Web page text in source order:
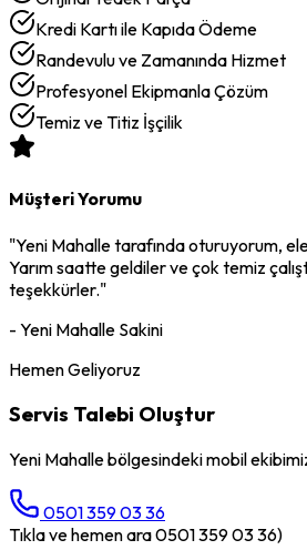
Kredi Kartı ile Kapıda Ödeme
Randevulu ve Zamanında Hizmet
Profesyonel Ekipmanla Çözüm
Temiz ve Titiz İşçilik
Müşteri Yorumu
"Yeni Mahalletarafında oturuyorum,
Yarım saatte geldiler ve çok temiz
teşekkürler."
- Yeni Mahalle Sakini
Hemen Geliyoruz
Servis Talebi Oluştur
Yeni Mahallebölgesindeki mobil
0501 359 03 36
Tıkla ve hemen ara 0501 359 03 36)